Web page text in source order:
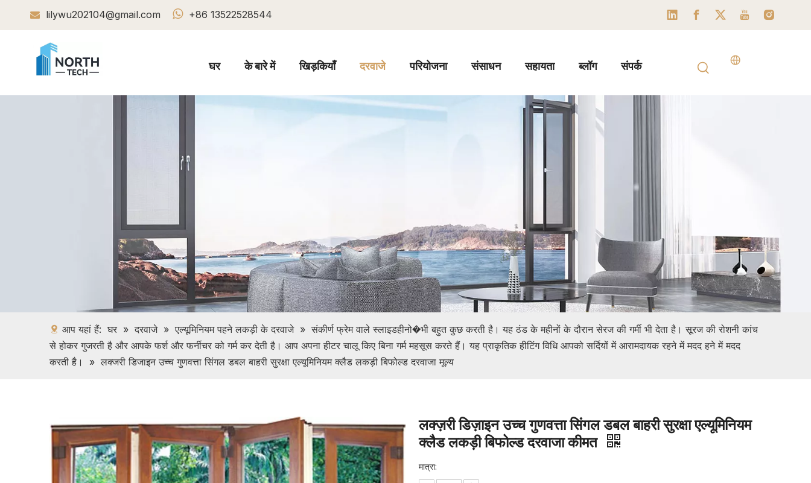
 lilywu202104@gmail.com  +86 13522528544
घर के बारे में खिड़कियाँ दरवाजे परियोजना संसाधन सहायता ब्लॉग संपर्क
आप यहां हैं: घर » दरवाजे » एल्यूमिनियम पहने लकड़ी के दरवाजे » संकीर्ण फ्रेम वाले स्लाइडहीनो�भी बहुत कुछ करती है। यह ठंड के महीनों के दौरान सेरज की गर्मी भी देता है। सूरज की रोशनी कांच
से होकर गुजरती है और आपके फर्श और फर्नीचर को गर्म कर देती है। आप अपना हीटर चालू किए बिना गर्म महसूस करते हैं। यह प्राकृतिक हीटिंग विधि आपको सर्दियों में आरामदायक रहने में मदद हने में मदद
करती है।
» लक्जरी डिजाइन उच्च गुणवत्ता सिंगल डबल बाहरी सुरक्षा एल्यूमिनियम क्लैड लकड़ी बिफोल्ड दरवाजा मूल्य
लक्ज़री डिज़ाइन उच्च गुणवत्ता सिंगल डबल बाहरी सुरक्षा एल्यूमिनियम
क्लैड लकड़ी बिफोल्ड दरवाजा कीमत
मात्रा: